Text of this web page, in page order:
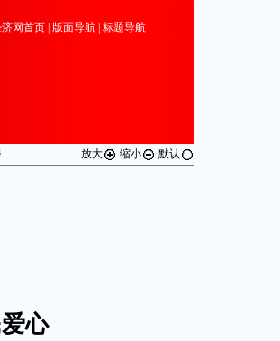
网首页| 版面导航| 标题导航
放大 缩小 默认
心